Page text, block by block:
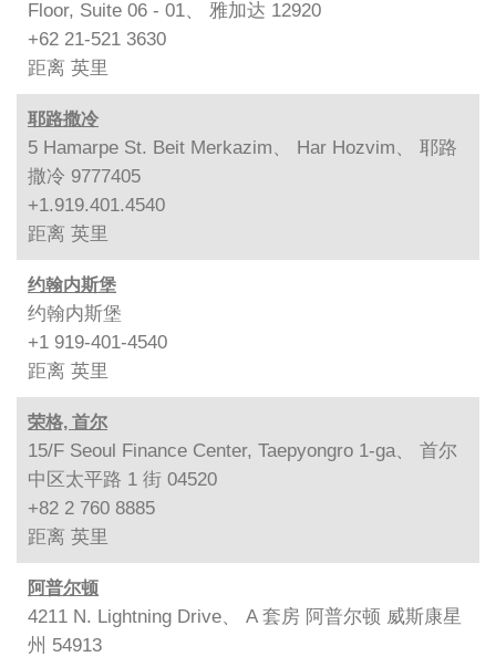
Floor, Suite 06 - 01、 雅加达 12920
+62 21-521 3630
距离 英里
耶路撒冷
5 Hamarpe St. Beit Merkazim、 Har Hozvim、 耶路
撒冷 9777405
+1.919.401.4540
距离 英里
约翰内斯堡
约翰内斯堡
+1 919-401-4540
距离 英里
荣格, 首尔
15/F Seoul Finance Center, Taepyongro 1-ga、 首尔
中区太平路 1 街 04520
+82 2 760 8885
距离 英里
阿普尔顿
4211 N. Lightning Drive、 A 套房 阿普尔顿 威斯康星
州 54913